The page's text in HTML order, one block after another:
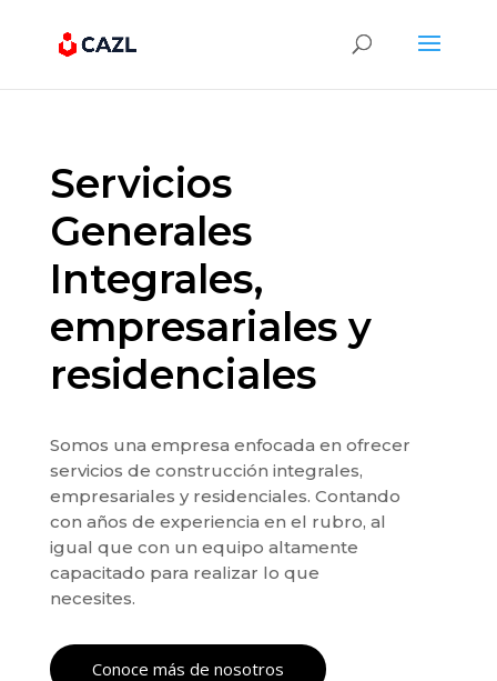
Servicios
Generales
Integrales,
empresariales y
residenciales
Somos una empresa enfocada en ofrecer
servicios de construcción integrales,
empresariales y residenciales. Contando
con años de experiencia en el rubro, al
igual que con un equipo altamente
capacitado para realizar lo que
necesites.
Conoce más de nosotros